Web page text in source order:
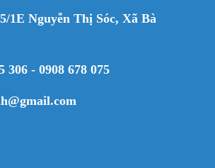
1E Nguyễn Thị Sóc, Xã Bà
306 - 0908 678 075